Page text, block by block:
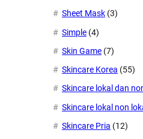
Sheet Mask (3)
Simple (4)
Skin Game (7)
Skincare Korea (55)
Skincare lokal dan
Skincare lokal non
Skincare Pria (12)